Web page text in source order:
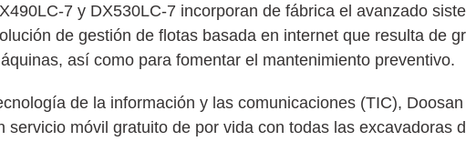
7 y DX530LC-7 incorporan de fábrica el avanzado
de gestión de flotas basada en internet que resulta de
así como para fomentar el mantenimiento preventivo.
de la información y las comunicaciones (TIC),
servicio móvil gratuito de por vida con todas las excavadoras